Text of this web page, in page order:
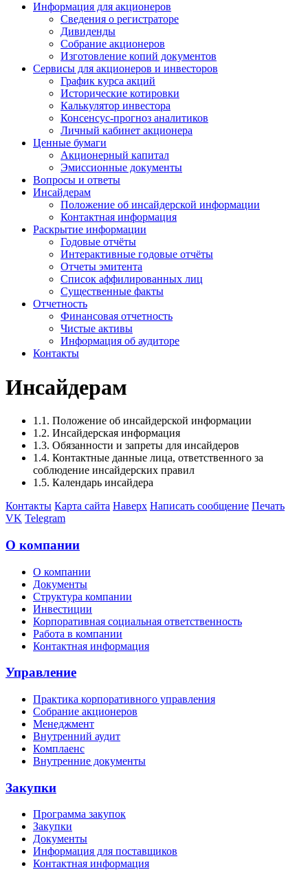
Информация для акционеров
Сведения о регистраторе
Дивиденды
Собрание акционеров
Изготовление копий документов
Сервисы для акционеров и инвесторов
График курса акций
Исторические котировки
Калькулятор инвестора
Консенсус-прогноз аналитиков
Личный кабинет акционера
Ценные бумаги
Акционерный капитал
Эмиссионные документы
Вопросы и ответы
Инсайдерам
Положение об инсайдерской информации
Контактная информация
Раскрытие информации
Годовые отчёты
Интерактивные годовые отчёты
Отчеты эмитента
Список аффилированных лиц
Существенные факты
Отчетность
Финансовая отчетность
Чистые активы
Информация об аудиторе
Контакты
Инсайдерам
1.1. Положение об инсайдерской информации
1.2. Инсайдерская информация
1.3. Обязанности и запреты для инсайдеров
1.4. Контактные данные лица, ответственного за
соблюдение инсайдерских правил
1.5. Календарь инсайдера
Контакты Карта сайта Наверх Написать сообщение Печать
VK Telegram
О компании
О компании
Документы
Структура компании
Инвестиции
Корпоративная социальная ответственность
Работа в компании
Контактная информация
Управление
Практика корпоративного управления
Собрание акционеров
Менеджмент
Внутренний аудит
Комплаенс
Внутренние документы
Закупки
Программа закупок
Закупки
Документы
Информация для поставщиков
Контактная информация